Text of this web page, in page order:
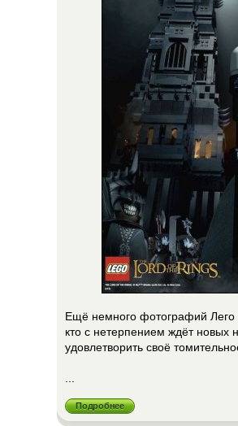
Ещё немного фотографий Лего
кто с нетерпением ждёт новых
удовлетворить своё
Подробнее